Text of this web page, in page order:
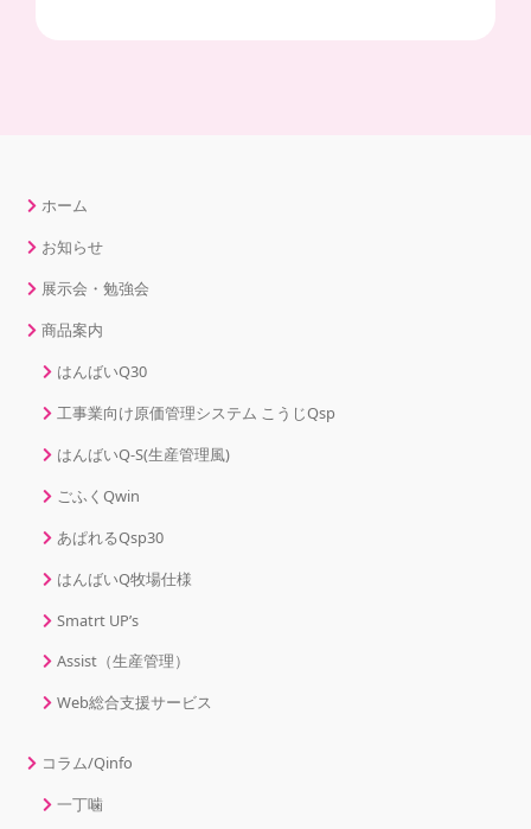
ホーム
お知らせ
展示会・勉強会
商品案内
はんばいQ30
工事業向け原価管理システム こうじQsp
はんばいQ-S(生産管理風)
ごふくQwin
あぱれるQsp30
はんばいQ牧場仕様
Smatrt UP’s
Assist（生産管理）
Web総合支援サービス
コラム/Qinfo
一丁噛